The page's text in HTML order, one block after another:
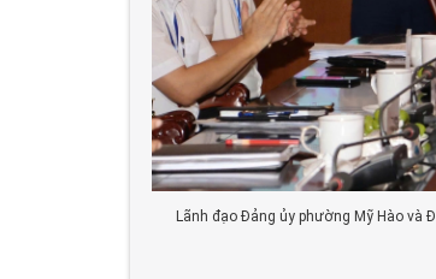
Lãnh đạo Đảng ủy phường Mỹ Hào và